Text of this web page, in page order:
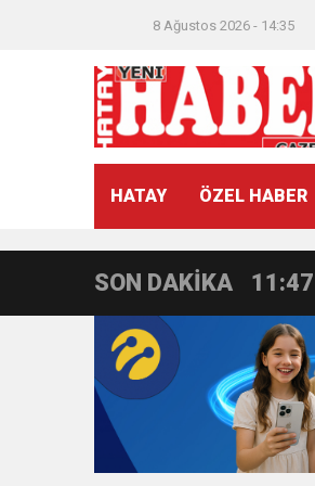
8 Ağustos 2026 - 14:35
HATAY ÖZEL HABER
SON DAKİKA
21:40
11:47
18:55
11:57
21:40